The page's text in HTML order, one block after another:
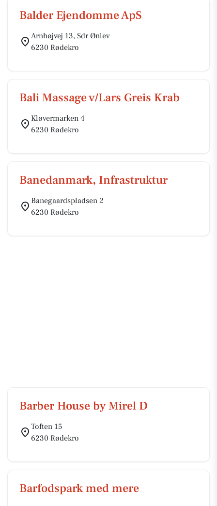
Balder Ejendomme ApS
Arnhøjvej 13, Sdr Ønlev
6230 Rødekro
Bali Massage v/Lars Greis Krab
Kløvermarken 4
6230 Rødekro
Banedanmark, Infrastruktur
Banegaardspladsen 2
6230 Rødekro
Barber House by Mirel D
Toften 15
6230 Rødekro
Barfodspark med mere